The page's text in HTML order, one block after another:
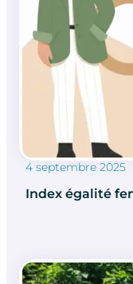
4 septembre 2025
Index égalité